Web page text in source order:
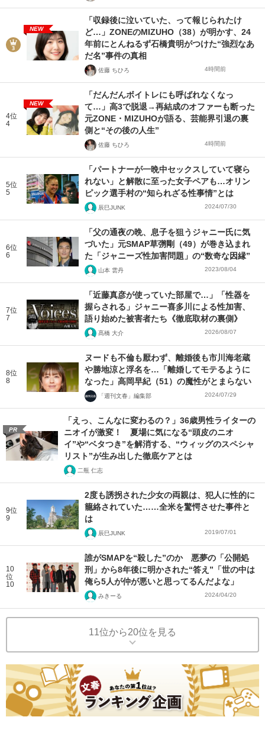
NEW
「収録後に泣いていた、って報じられたけ
ど…」ZONEのMIZUHO（38）が明かす、24
年前にとんねるず石橋貴明がつけた“強烈なあ
だ名”事件の真相
佐藤 ちひろ 4時間前
4位
4
NEW
「だんだんボイトレにも呼ばれなくなっ
て…」高3で脱退→再結成のオファーも断った
元ZONE・MIZUHOが語る、芸能界引退の裏
側と“その後の人生”
佐藤 ちひろ 4時間前
5位
5
「パートナーが一晩中セックスしていて寝ら
れない」と解散に至った女子ペアも…オリン
ピック選手村の“知られざる性事情”とは
辰巳JUNK 2024/07/30
6位
6
「父の通夜の晩、息子を狙うジャニー氏に気
づいた」元SMAP草彅剛（49）が巻き込まれ
た「ジャニーズ性加害問題」の“数奇な因縁”
山本 雲丹 2023/08/04
7位
7
「近藤真彦が使っていた部屋で…」「性器を
握らされる」ジャニー喜多川による性加害、
語り始めた被害者たち《徹底取材の裏側》
髙橋 大介 2026/08/07
8位
8
ヌードも不倫も厭わず、離婚後も市川海老蔵
や勝地涼と浮名を…「離婚してモテるように
なった」高岡早紀（51）の魔性がとまらない
「週刊文春」編集部 2024/07/29
PR
「えっ、こんなに変わるの？」36歳男性ライターの
ニオイが激変！ 夏場に気になる“頭皮のニオ
イ”や“ベタつき”を解消する、“ウィッグのスペシャ
リスト”が生み出した徹底ケアとは
二瓶 仁志
9位
9
2度も誘拐された少女の両親は、犯人に性的に
籠絡されていた……全米を驚愕させた事件と
は
辰巳JUNK 2019/07/01
10
位
10
誰がSMAPを“殺した”のか 悪夢の「公開処
刑」から8年後に明かされた“答え”「世の中は
俺ら5人が仲が悪いと思ってるんだよな」
みきーる 2024/04/20
11位から20位を見る